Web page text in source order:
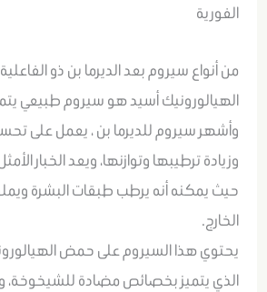
الفورية
من أنواع سيروم بعد الديرما بن ذو
الهيالورونيك أسيد هو سيروم طبيعي
وأشهر سيروم للديرما بن ، يعمل على
وزيادة ترطيبها وتوازنها، ويعد الخبار
حيث يمكنه أنه يرطب طبقات البشرة
الخارج.
الذي يتميز بخصائص مضادة